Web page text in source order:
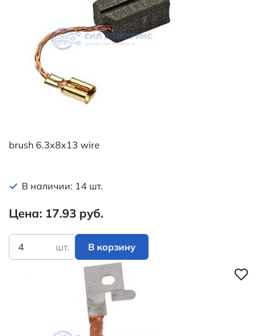
brush 6.3x8x13 wire
В наличии: 14 шт.
Цена: 17.93 руб.
шт. В корзину